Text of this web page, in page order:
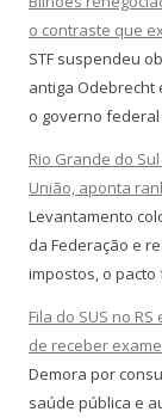
o contraste que
STF suspendeu
antiga Odebrecht
o governo
Rio Grande do
União, aponta
Levantamento
da Federação e
impostos, o
Fila do SUS no
de receber
Demora por
saúde pública e